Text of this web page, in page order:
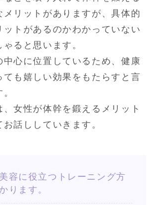
メリットがありますが、具体的
ットがあるのかわかっていない
ると思います。
中心に位置しているため、健康
ても嬉しい効果をもたらすと言
、女性が体幹を鍛えるメリット
話ししていきます。
容に役立つトレーニング方
ります。